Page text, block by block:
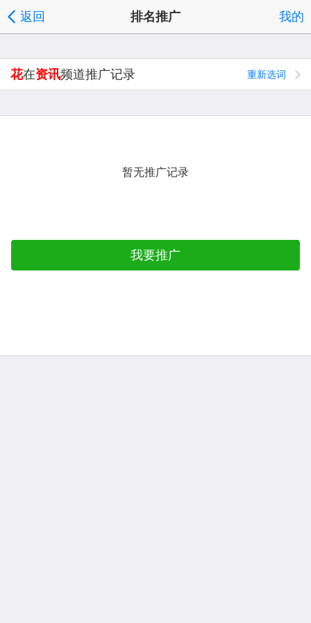
返回 排名推广 我的
重新选词
花在资讯频道推广记录
暂无推广记录
我要推广